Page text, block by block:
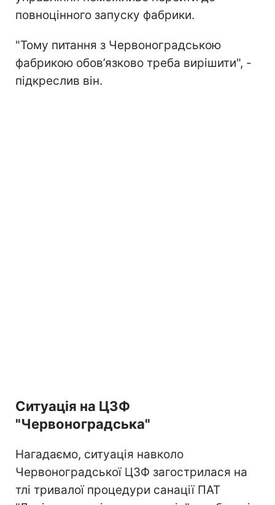
повноцінного запуску фабрики.
"Тому питання з Червоноградською
фабрикою обов’язково треба вирішити", -
підкреслив він.
Ситуація на ЦЗФ
"Червоноградська"
Нагадаємо, ситуація навколо
Червоноградської ЦЗФ загострилася на
тлі тривалої процедури санації ПАТ